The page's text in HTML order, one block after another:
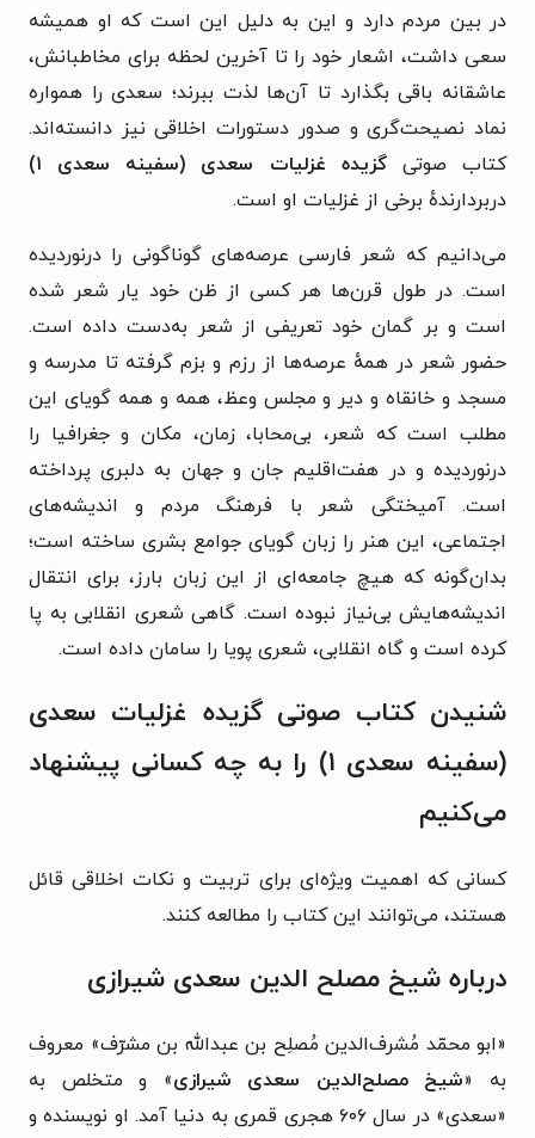
در بین مردم دارد و این به دلیل این است که او همیشه
سعی داشت، اشعار خود را تا آخرین لحظه برای مخاطبانش،
عاشقانه باقی بگذارد تا آن‌ها لذت ببرند؛ سعدی را همواره
نماد نصیحت‌گری و صدور دستورات اخلاقی نیز دانسته‌اند.
کتاب صوتیگزیده غزلیات سعدی (سفینه سعدی ۱)
دربردارندهٔ برخی از غزلیات او است.
می‌دانیم که شعر فارسی عرصه‌های گوناگونی را درنوردیده
است. در طول قرن‌ها هر کسی از ظن خود یار شعر شده
است و بر گمان خود تعریفی از شعر به‌دست داده است.
حضور شعر در همهٔ عرصه‌ها از رزم و بزم گرفته تا مدرسه و
مسجد و خانقاه و دیر و مجلس وعظ، همه و همه گویای این
مطلب است که شعر، بی‌محابا، زمان، مکان و جغرافیا را
درنوردیده و در هفت‌اقلیم جان و جهان به دلبری پرداخته
است. آمیختگی شعر با فرهنگ مردم و اندیشه‌های
اجتماعی، این هنر را زبان گویای جوامع بشری ساخته است؛
بدان‌گونه که هیچ جامعه‌ای از این زبان بارز، برای انتقال
اندیشه‌هایش بی‌نیاز نبوده است. گاهی شعری انقلابی به پا
کرده است و گاه انقلابی، شعری پویا را سامان داده است.
شنیدن کتاب صوتی گزیده غزلیات سعدی
(سفینه سعدی ۱) را به چه کسانی پیشنهاد
می‌کنیم
کسانی که اهمیت ویژه‌ای برای تربیت و نکات اخلاقی قائل
هستند، می‌توانند این کتاب را مطالعه کنند.
درباره شیخ مصلح الدین سعدی شیرازی
«ابو محمّد مُشرف‌الدین مُصلِح بن عبدالله بن مشرّف» معروف
به «شیخ مصلح‌الدین سعدی شیرازی» و متخلص به
«سعدی» در سال ۶۰۶ هجری قمری به دنیا آمد. او نویسنده و